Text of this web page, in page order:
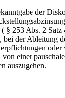
der
( § 253 Abs. 2
bei der Ableitung
oder
einer
auszugehen.